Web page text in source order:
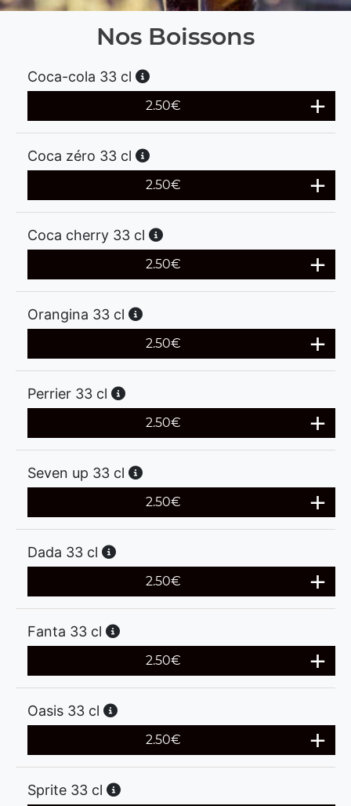
Nos Boissons
Coca-cola 33 cl
2.50€
Coca zéro 33 cl
2.50€
Coca cherry 33 cl
2.50€
Orangina 33 cl
2.50€
Perrier 33 cl
2.50€
Seven up 33 cl
2.50€
Dada 33 cl
2.50€
Fanta 33 cl
2.50€
Oasis 33 cl
2.50€
Sprite 33 cl